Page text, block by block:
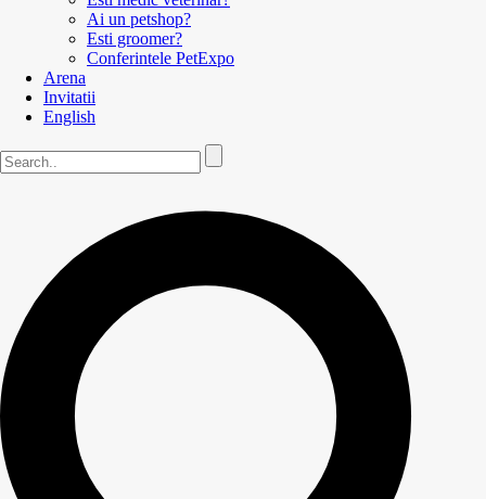
Ai un petshop?
Esti groomer?
Conferintele PetExpo
Arena
Invitatii
English